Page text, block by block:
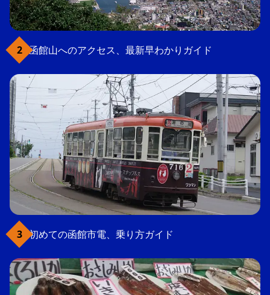
函館山へのアクセス、最新早わかりガイド
初めての函館市電、乗り方ガイド